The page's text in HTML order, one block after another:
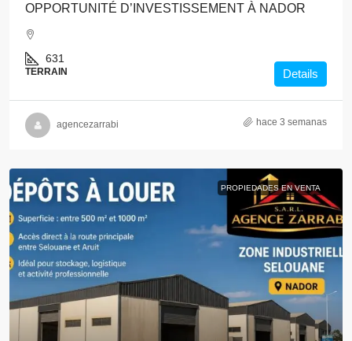
OPPORTUNITÉ D’INVESTISSEMENT À NADOR
631
TERRAIN Details
agencezarrabi hace 3 semanas
PROPIEDADES EN VENTA